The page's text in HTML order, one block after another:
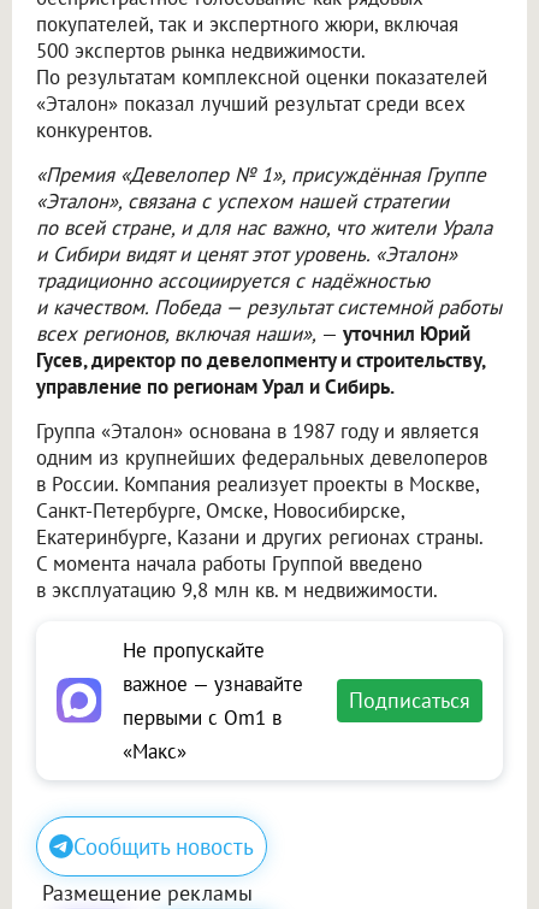
покупателей, так и экспертного жюри, включая
500 экспертов рынка недвижимости.
По результатам комплексной оценки показателей
«Эталон» показал лучший результат среди всех
конкурентов.
«Премия «Девелопер № 1», присуждённая Группе
«Эталон», связана с успехом нашей стратегии
по всей стране, и для нас важно, что жители Урала
и Сибири видят и ценят этот уровень. «Эталон»
традиционно ассоциируется с надёжностью
и качеством. Победа — результат системной работы
всех регионов, включая наши», — уточнил Юрий
Гусев, директор по девелопменту и строительству,
управление по регионам Урал и Сибирь.
Группа «Эталон» основана в 1987 году и является
одним из крупнейших федеральных девелоперов
в России. Компания реализует проекты в Москве,
Санкт-Петербурге, Омске, Новосибирске,
Екатеринбурге, Казани и других регионах страны.
С момента начала работы Группой введено
в эксплуатацию 9,8 млн кв. м недвижимости.
Не пропускайте
важное — узнавайте
первыми с Om1 в
«Макс»
Подписаться
Сообщить новость
Размещение рекламы